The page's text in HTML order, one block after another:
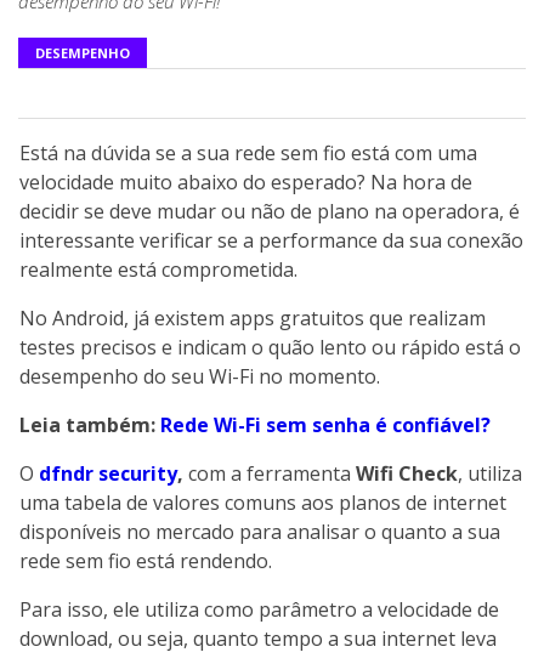
DESEMPENHO
Está na dúvida se a sua rede sem fio está com uma
velocidade muito abaixo do esperado? Na hora de
decidir se deve mudar ou não de plano na operadora, é
interessante verificar se a performance da sua conexão
realmente está comprometida.
No Android, já existem apps gratuitos que realizam
testes precisos e indicam o quão lento ou rápido está o
desempenho do seu Wi-Fi no momento.
Leia também: Rede Wi-Fi sem senha é confiável?
O dfndr security, com a ferramenta Wifi Check, utiliza
uma tabela de valores comuns aos planos de internet
disponíveis no mercado para analisar o quanto a sua
rede sem fio está rendendo.
Para isso, ele utiliza como parâmetro a velocidade de
download, ou seja, quanto tempo a sua internet leva